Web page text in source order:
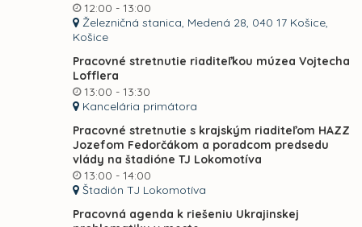
12:00 - 13:00
Železničná stanica, Medená 28, 040 17 Košice,
Košice
Pracovné stretnutie riaditeľkou múzea Vojtecha
Lofflera
13:00 - 13:30
Kancelária primátora
Pracovné stretnutie s krajským riaditeľom HAZZ
Jozefom Fedorčákom a poradcom predsedu
vlády na štadióne TJ Lokomotíva
13:00 - 14:00
Štadión TJ Lokomotíva
Pracovná agenda k riešeniu Ukrajinskej